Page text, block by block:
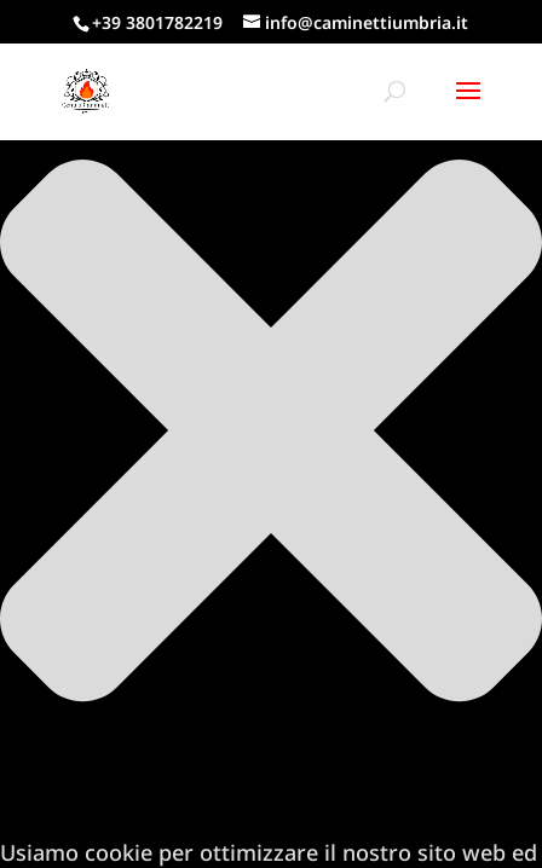
Gestisci Consenso Cookie
Usiamo cookie per ottimizzare il nostro sito web ed
+39 3801782219 info@caminettiumbria.it